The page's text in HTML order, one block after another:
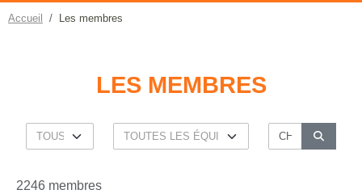
Accueil Les membres
LES MEMBRES
2246 membres